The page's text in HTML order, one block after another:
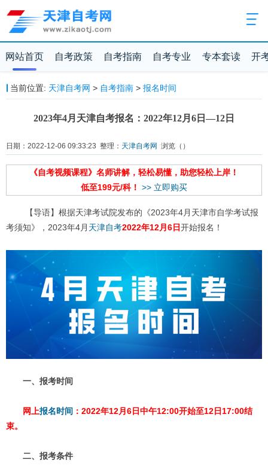
网站首页 自考政策 自考指南 自考专业 专本套读 开
当前位置: 天津自考网 > 自考指南> 报名时间
2023年4月天津自考报名：2022年12月6日—12日
日期：2022-12-06 09:33:23 整理： 天津自考网 浏览（ ）
《自考视频课程》名师讲解，轻松易懂，助您轻松上岸！
低至199元/科！ >> 立即购买
【导语】根据天津考试院发布的《2023年4月天津市自学考试报
考须知》，2023年4月 天津自考2022年12月6日 开始报名！
一、报考时间
网上报名时间 ：2022年12月6日中午12:00开始至12日17:00结
束。
二、报考条件